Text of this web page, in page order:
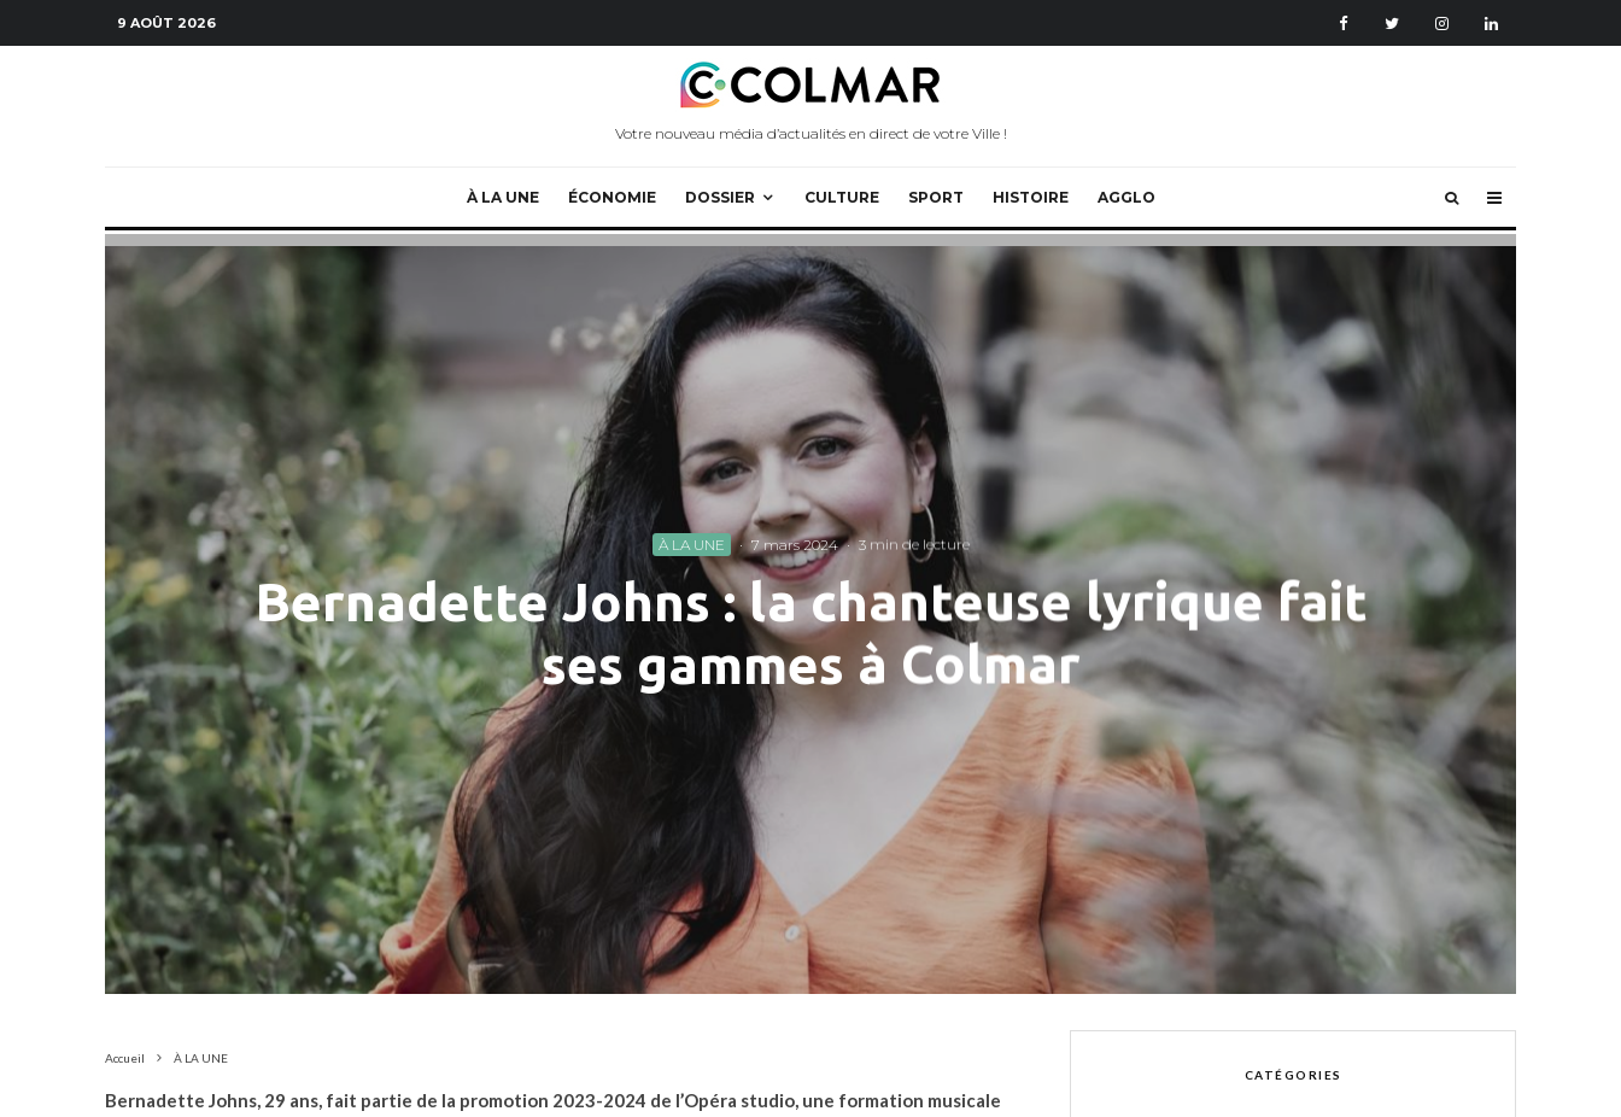
9 AOÛT 2026
Votre nouveau média d’actualités en direct de votre Ville !
À LA UNE ÉCONOMIE DOSSIER CULTURE SPORT HISTOIRE AGGLO
À LA UNE · 7 mars 2024 · 3 min de lecture
Bernadette Johns : la chanteuse lyrique fait
ses gammes à Colmar
Accueil À LA UNE
Bernadette Johns, 29 ans, fait partie de la promotion 2023-2024 de l’Opéra studio, une formation musicale
CATÉGORIES